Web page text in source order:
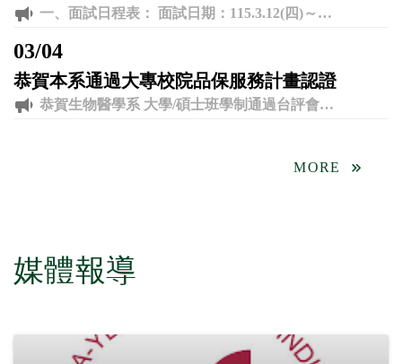
一、面試日程表： 面試日期：115.3.12(四)～115.3.14(六) 二、注意事項： 1.考生請務必攜帶本通知單及國民身分證件或駕照、IC健保卡等具有相片及身分證字號之 證件，以利身份查核作業。 2.請考生務必於規定時間內到指定地點辦理面試報到手續，逾時者視同放棄考試權益，不得要求補考。報到前，請務必先至各學系體溫檢測站進行體溫及相關事項檢測，完成後方可至試場應試。 3.因應疫情及顧及考生健康，面試當日請考生自備並全程配戴口罩。 4.為避免考場人員過度集中易發生群聚感染，建議考生親友儘可能不要陪考，尤其有發燒、咳嗽、流鼻水等呼吸道症狀者。 三、聯絡資訊： ◎系所助理：蕭小姐 ◎聯絡電話：04-8511888分機4251 ◎系辦公室：外語大樓J501 ◎電子郵件信箱：dmb6510@mail.dyu.edu.tw
03/04
恭賀本系通過大專校院品保服務計畫認證
恭賀生物醫學系 大學/碩士班學制通過台評會認證
MORE
媒體報導